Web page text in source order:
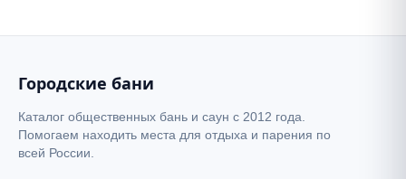
Городские бани
Каталог общественных бань и саун с 2012 года.
Помогаем находить места для отдыха и парения по
всей России.